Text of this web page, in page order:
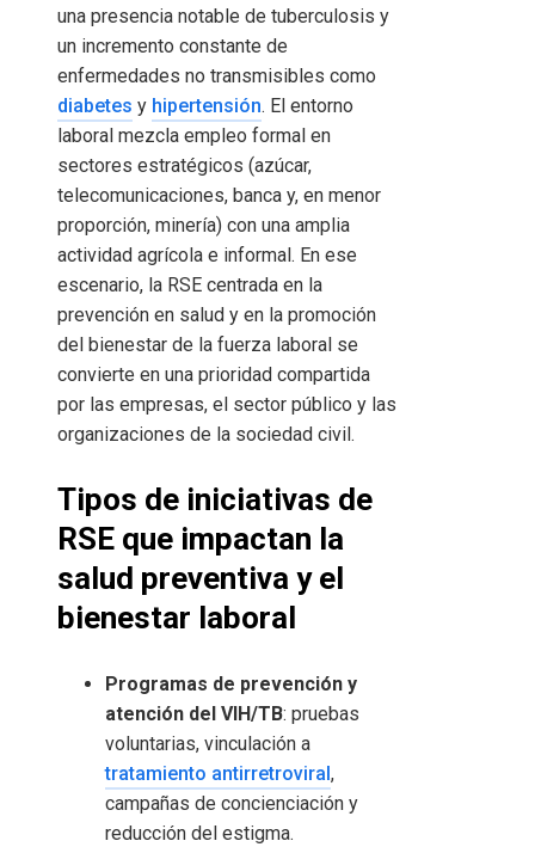
una presencia notable de tuberculosis y
un incremento constante de
enfermedades no transmisibles como
diabetes y hipertensión. El entorno
laboral mezcla empleo formal en
sectores estratégicos (azúcar,
telecomunicaciones, banca y, en menor
proporción, minería) con una amplia
actividad agrícola e informal. En ese
escenario, la RSE centrada en la
prevención en salud y en la promoción
del bienestar de la fuerza laboral se
convierte en una prioridad compartida
por las empresas, el sector público y las
organizaciones de la sociedad civil.
Tipos de iniciativas de
RSE que impactan la
salud preventiva y el
bienestar laboral
Programas de prevención y
atención del VIH/TB: pruebas
voluntarias, vinculación a
tratamiento antirretroviral ,
campañas de concienciación y
reducción del estigma.